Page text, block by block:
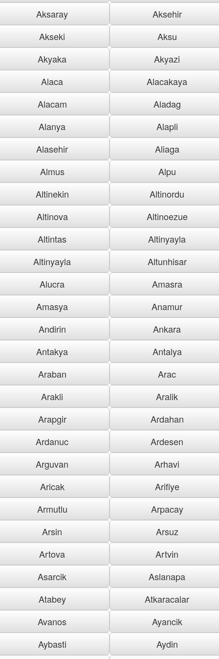
Aksaray
Aksehir
Akseki
Aksu
Akyaka
Akyazi
Alaca
Alacakaya
Alacam
Aladag
Alanya
Alapli
Alasehir
Aliaga
Almus
Alpu
Altinekin
Altinordu
Altinova
Altinoezue
Altintas
Altinyayla
Altinyayla
Altunhisar
Alucra
Amasra
Amasya
Anamur
Andirin
Ankara
Antakya
Antalya
Araban
Arac
Arakli
Aralik
Arapgir
Ardahan
Ardanuc
Ardesen
Arguvan
Arhavi
Aricak
Arifiye
Armutlu
Arpacay
Arsin
Arsuz
Artova
Artvin
Asarcik
Aslanapa
Atabey
Atkaracalar
Avanos
Ayancik
Aybasti
Aydin